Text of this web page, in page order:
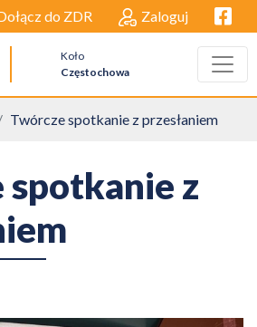
do ZDR Zaloguj
Koło
Częstochowa
Twórcze spotkanie z przesłaniem
spotkanie z